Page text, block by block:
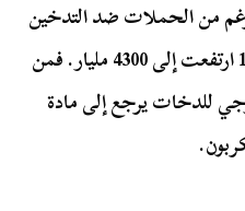
من الحملات ضد التدخين
فإن صناعة السجائر في عام 1980 ارتفعت إلى 4300 مليار. فمن
للدخات يرجع إلى مادة